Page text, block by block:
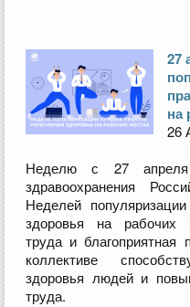
27
на
26
Неделю с 27
здравоохранения
Неделей
здоровья на рабочих
труда и благоприятная
коллективе
здоровья людей и
труда.